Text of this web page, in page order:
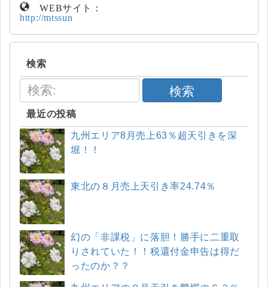
WEBサイト：
http://mtssun
検索
検索
最近の投稿
九州エリア8月売上63％超天引きを深
堀！！
東北の８月売上天引き率24.74％
幻の「非課税」に落胆！勝手に二重取
りされていた！！税還付金申告は得だ
ったのか？？